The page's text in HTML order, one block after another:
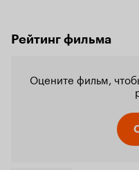
Рейтинг фильма
Оцените фильм,